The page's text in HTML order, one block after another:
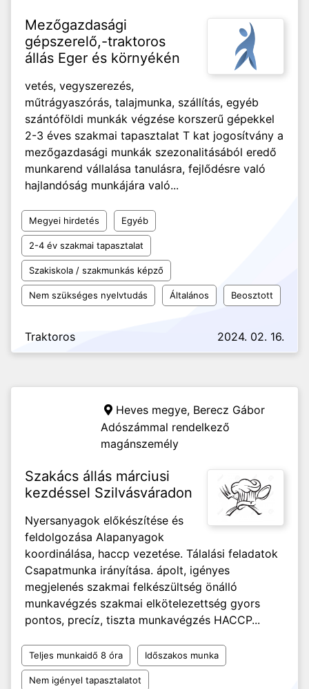
Mezőgazdasági
gépszerelő,-traktoros
állás Eger és környékén
vetés, vegyszerezés,
műtrágyaszórás, talajmunka, szállítás, egyéb
szántóföldi munkák végzése korszerű gépekkel
2-3 éves szakmai tapasztalat T kat jogosítvány a
mezőgazdasági munkák szezonalitásából eredő
munkarend vállalása tanulásra, fejlődésre való
hajlandóság munkájára való...
Megyei hirdetés Egyéb
2-4 év szakmai tapasztalat
Szakiskola / szakmunkás képző
Nem szükséges nyelvtudás Általános Beosztott
Traktoros 2024. 02. 16.
Heves megye, Berecz Gábor
Adószámmal rendelkező
magánszemély
Szakács állás márciusi
kezdéssel Szilvásváradon
Nyersanyagok előkészítése és
feldolgozása Alapanyagok
koordinálása, haccp vezetése. Tálalási feladatok
Csapatmunka irányítása. ápolt, igényes
megjelenés szakmai felkészültség önálló
munkavégzés szakmai elkötelezettség gyors
pontos, precíz, tiszta munkavégzés HACCP...
Teljes munkaidő 8 óra Időszakos munka
Nem igényel tapasztalatot